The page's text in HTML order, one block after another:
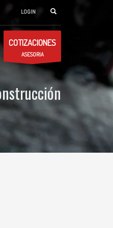
LOGIN
COTIZACIONES
ASESORIA